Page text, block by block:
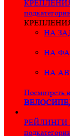
НА
НА
НА
Посмотреть